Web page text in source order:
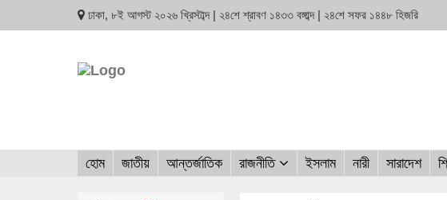
ঢাকা, ৮ই আগস্ট ২০২৬ খ্রিস্টাব্দ | ২৪শে শ্রাবণ ১৪৩৩ বঙ্গাব্দ | ২৪শে সফর ১৪৪৮ হিজরি
হোম জাতীয় আন্তর্জাতিক রাজনীতি ইসলাম নারী সারাদেশ